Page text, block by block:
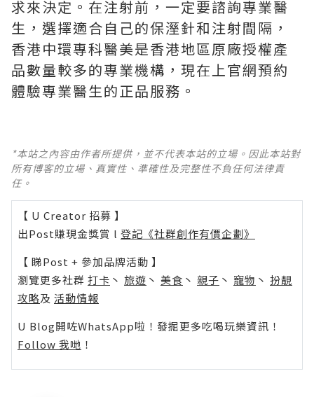
求來決定。在注射前，一定要諮詢專業醫
生，選擇適合自己的保溼針和注射間隔，
香港中環專科醫美是香港地區原廠授權產
品數量較多的專業機構，現在上官網預約
體驗專業醫生的正品服務。
*本站之內容由作者所提供，並不代表本站的立場。因此本站對
所有博客的立場、真實性、準確性及完整性不負任何法律責
任。
【 U Creator 招募 】
出Post賺現金獎賞 l 登記《社群創作有價企劃》
【 睇Post + 參加品牌活動 】
瀏覽更多社群 打卡 丶 旅遊 丶 美食 丶 親子 丶 寵物 丶 扮靚
攻略及 活動情報
U Blog開咗WhatsApp啦！發掘更多吃喝玩樂資訊！
Follow 我哋 ！